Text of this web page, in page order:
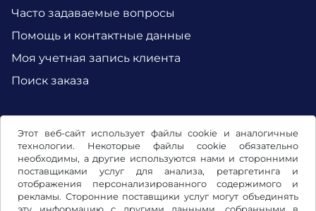
Этот веб-сайт использует файлы cookie и аналогичные
технологии. Некоторые файлы cookie обязательно
необходимы, а другие используются нами и сторонними
поставщиками услуг для анализа, ретаргетинга и
отображения персонализированного содержимого и
рекламы. Сторонние поставщики услуг могут объединять
Часто задаваемые вопросы
Помощь и контактные данные
Моя учетная запись клиента
Поиск заказа
Facebook Instagram